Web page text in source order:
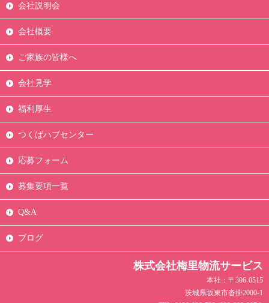
会社説明会
会社概要
ご家族の皆様へ
会社見学
福利厚生
つくばハブセンター
応募フォーム
募集要項一覧
Q&A
ブログ
株式会社梅里物流サービス
本社：〒306-0515
茨城県坂東市沓掛2000-1